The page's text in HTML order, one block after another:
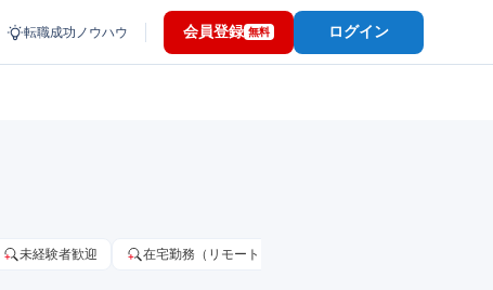
転職成功ノウハウ 会員登録 無料 ログイン
未経験者歓迎 在宅勤務（リモートワーク）OK